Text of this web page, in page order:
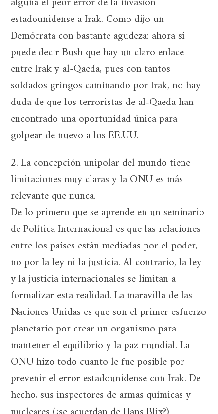
estadounidense a Irak. Como dijo un
Demócrata con bastante agudeza: ahora sí
puede decir Bush que hay un claro enlace
entre Irak y al-Qaeda, pues con tantos
soldados gringos caminando por Irak, no hay
duda de que los terroristas de al-Qaeda han
encontrado una oportunidad única para
golpear de nuevo a los EE.UU.
2. La concepción unipolar del mundo tiene
limitaciones muy claras y la ONU es más
relevante que nunca.
De lo primero que se aprende en un seminario
de Política Internacional es que las relaciones
entre los países están mediadas por el poder,
no por la ley ni la justicia. Al contrario, la ley
y la justicia internacionales se limitan a
formalizar esta realidad. La maravilla de las
Naciones Unidas es que son el primer esfuerzo
planetario por crear un organismo para
mantener el equilibrio y la paz mundial. La
ONU hizo todo cuanto le fue posible por
prevenir el error estadounidense con Irak. De
hecho, sus inspectores de armas químicas y